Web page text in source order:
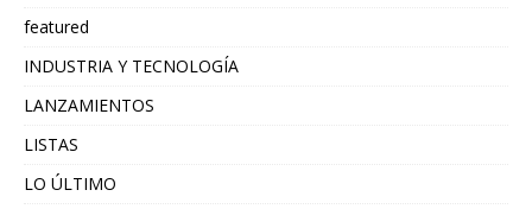
featured
INDUSTRIA Y TECNOLOGÍA
LANZAMIENTOS
LISTAS
LO ÚLTIMO